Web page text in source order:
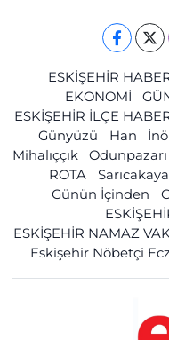
ESKİŞEHİR
EKONOMİ
ESKİŞEHİR İLÇE
Günyüzü
Han
Mihalıççık
Odunpazarı
ROTA
Sarıcakaya
Günün İçinden
ESKİŞEHİR NAMAZ
Eskişehir Nöbetçi